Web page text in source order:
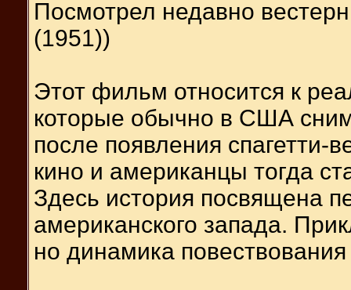
Посмотрел недавно
(1951))
Этот фильм относится к
которые обычно в США
после появления спагетти-
кино и американцы тогда
Здесь история посвящена
американского запада.
но динамика